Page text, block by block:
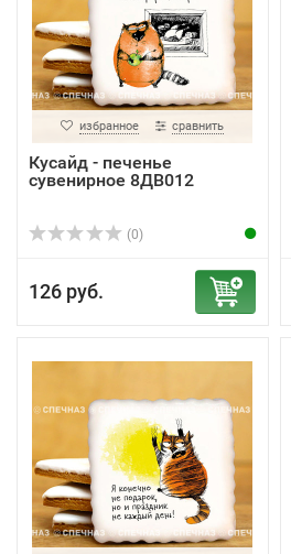
избранное сравнить
Кусайд - печенье
сувенирное 8ДВ012
(0)
126 руб.